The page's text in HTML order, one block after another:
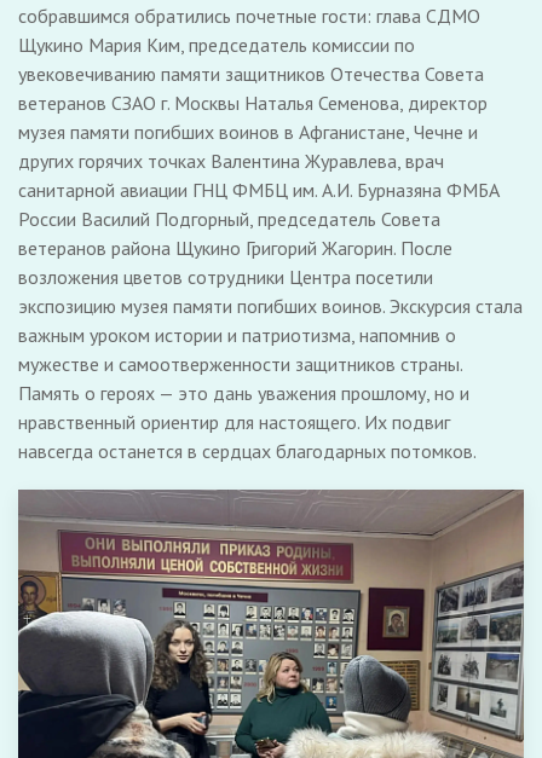
собравшимся обратились почетные гости: глава СДМО
Щукино Мария Ким, председатель комиссии по
увековечиванию памяти защитников Отечества Совета
ветеранов СЗАО г. Москвы Наталья Семенова, директор
музея памяти погибших воинов в Афганистане, Чечне и
других горячих точках Валентина Журавлева, врач
санитарной авиации ГНЦ ФМБЦ им. А.И. Бурназяна ФМБА
России Василий Подгорный, председатель Совета
ветеранов района Щукино Григорий Жагорин. После
возложения цветов сотрудники Центра посетили
экспозицию музея памяти погибших воинов. Экскурсия стала
важным уроком истории и патриотизма, напомнив о
мужестве и самоотверженности защитников страны.
Память о героях — это дань уважения прошлому, но и
нравственный ориентир для настоящего. Их подвиг
навсегда останется в сердцах благодарных потомков.